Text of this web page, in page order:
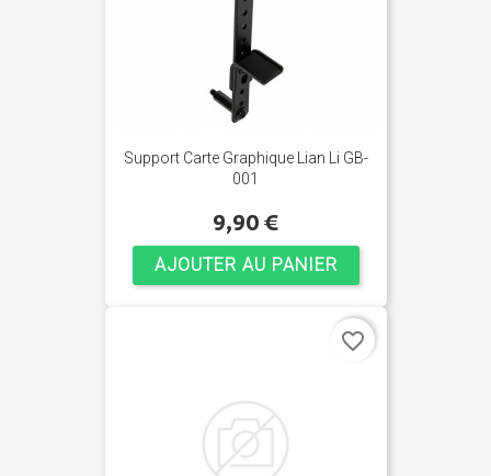
Support Carte Graphique Lian Li GB-
001
9,90 €
AJOUTER AU PANIER
favorite_border